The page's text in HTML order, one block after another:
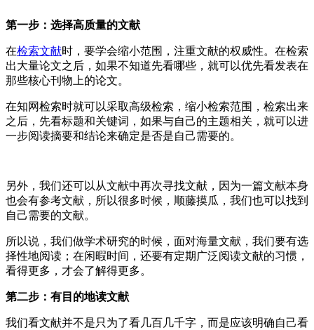
第一步：选择高质量的文献
在检索文献时，要学会缩小范围，注重文献的权威性。在检索
出大量论文之后，如果不知道先看哪些，就可以优先看发表在
那些核心刊物上的论文。
在知网检索时就可以采取高级检索，缩小检索范围，检索出来
之后，先看标题和关键词，如果与自己的主题相关，就可以进
一步阅读摘要和结论来确定是否是自己需要的。
另外，我们还可以从文献中再次寻找文献，因为一篇文献本身
也会有参考文献，所以很多时候，顺藤摸瓜，我们也可以找到
自己需要的文献。
所以说，我们做学术研究的时候，面对海量文献，我们要有选
择性地阅读；在闲暇时间，还要有定期广泛阅读文献的习惯，
看得更多，才会了解得更多。
第二步：有目的地读文献
我们看文献并不是只为了看几百几千字，而是应该明确自己看